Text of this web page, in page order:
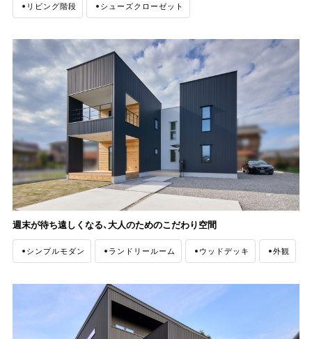
リビング階段 シューズクローゼット
週末が待ち遠しくなる、大人のためのこだわり空間
シンプルモダン ランドリールーム ウッドデッキ 外観